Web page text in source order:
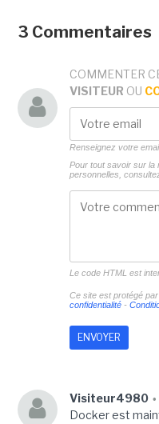
3 Commentaires
COMMENTER
VISITEUR OU
Renseignez votre
Pour tout savoir sur la
personnelles,
Le code HTML est
Ce site est protégé
confidentialité-
Visiteur4980
Docker est